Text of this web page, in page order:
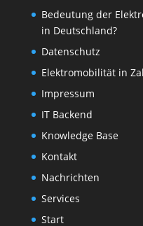
Bedeutung der
in Deutschland?
Datenschutz
Elektromobilität in
Impressum
IT Backend
Knowledge Base
Kontakt
Nachrichten
Services
Start